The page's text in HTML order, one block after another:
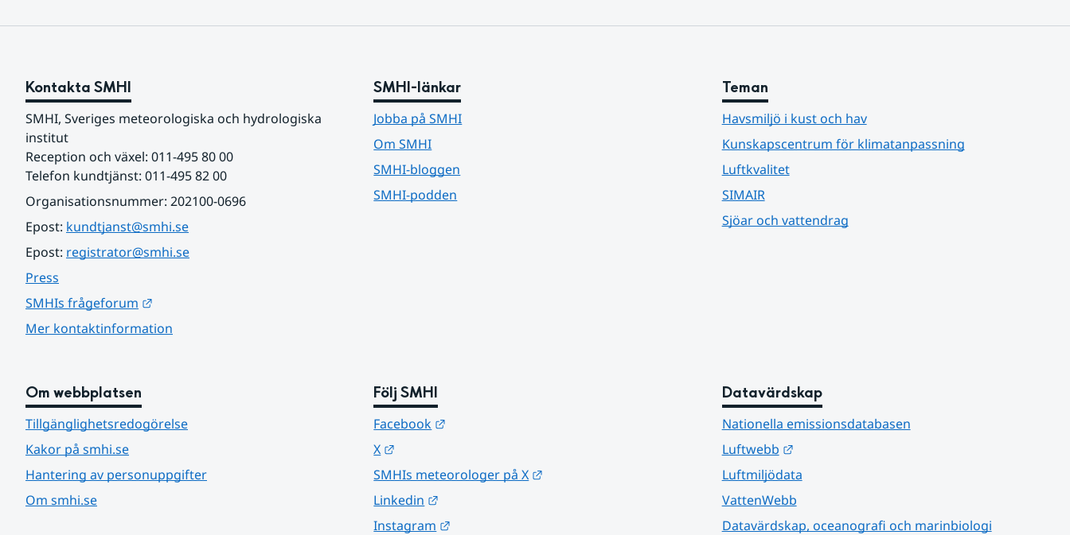
Kontakta SMHI
SMHI, Sveriges meteorologiska och hydrologiska
institut
Reception och växel: 011-495 80 00
Telefon kundtjänst: 011-495 82 00
Organisationsnummer: 202100-0696
Epost: kundtjanst@smhi.se
Epost: registrator@smhi.se
Press
SMHIs frågeforum
Mer kontaktinformation
SMHI-länkar
Jobba på SMHI
Om SMHI
SMHI-bloggen
SMHI-podden
Teman
Havsmiljö i kust och hav
Kunskapscentrum för klimatanpassning
Luftkvalitet
SIMAIR
Sjöar och vattendrag
Om webbplatsen
Tillgänglighetsredogörelse
Kakor på smhi.se
Hantering av personuppgifter
Om smhi.se
Följ SMHI
Facebook
X
SMHIs meteorologer på X
Linkedin
Instagram
Datavärdskap
Nationella emissionsdatabasen
Luftwebb
Länk till annan webbplats.
Luftmiljödata
VattenWebb
Datavärdskap, oceanografi och marinbiologi